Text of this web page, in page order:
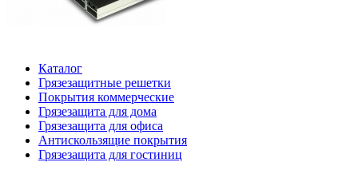
Каталог
Грязезащитные решетки
Покрытия коммерческие
Грязезащита для дома
Грязезащита для офиса
Антискользящие покрытия
Грязезащита для гостиниц